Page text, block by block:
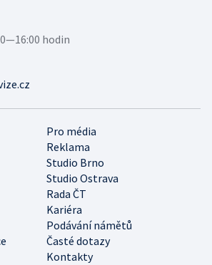
Pro média
Reklama
Studio Brno
Studio Ostrava
Rada ČT
Kariéra
Podávání námětů
Časté dotazy
Kontakty
hodin